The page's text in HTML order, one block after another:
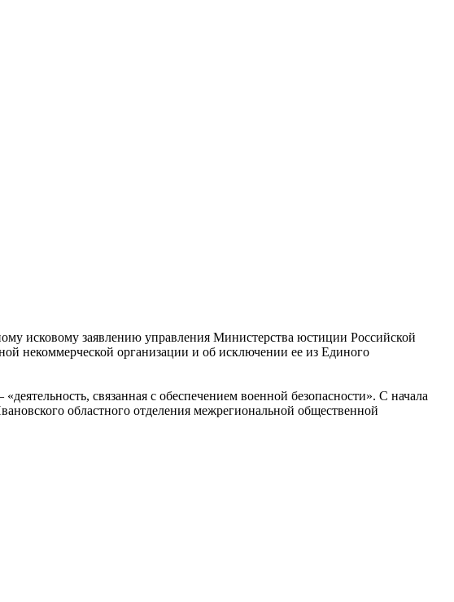
исковому заявлению управления Министерства юстиции Российской
некоммерческой организации и об исключении ее из Единого
связанная с обеспечением военной безопасности». С начала
областного отделения межрегиональной общественной